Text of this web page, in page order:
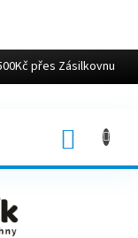
přes Zásilkovnu